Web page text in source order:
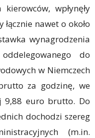
wpłynęły
nawet o około
wynagrodzenia
do
w Niemczech
za godzinę, we
9,88 euro brutto. Do
dochodzi szereg
(m.in.